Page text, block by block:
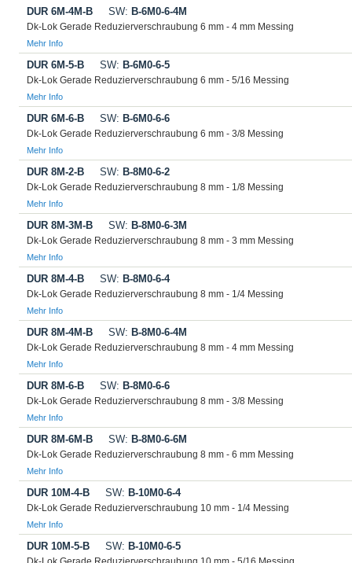
DUR 6M-4M-B SW: B-6M0-6-4M
Dk-Lok Gerade Reduzierverschraubung 6 mm - 4 mm Messing
Mehr Info
DUR 6M-5-B SW: B-6M0-6-5
Dk-Lok Gerade Reduzierverschraubung 6 mm - 5/16 Messing
Mehr Info
DUR 6M-6-B SW: B-6M0-6-6
Dk-Lok Gerade Reduzierverschraubung 6 mm - 3/8 Messing
Mehr Info
DUR 8M-2-B SW: B-8M0-6-2
Dk-Lok Gerade Reduzierverschraubung 8 mm - 1/8 Messing
Mehr Info
DUR 8M-3M-B SW: B-8M0-6-3M
Dk-Lok Gerade Reduzierverschraubung 8 mm - 3 mm Messing
Mehr Info
DUR 8M-4-B SW: B-8M0-6-4
Dk-Lok Gerade Reduzierverschraubung 8 mm - 1/4 Messing
Mehr Info
DUR 8M-4M-B SW: B-8M0-6-4M
Dk-Lok Gerade Reduzierverschraubung 8 mm - 4 mm Messing
Mehr Info
DUR 8M-6-B SW: B-8M0-6-6
Dk-Lok Gerade Reduzierverschraubung 8 mm - 3/8 Messing
Mehr Info
DUR 8M-6M-B SW: B-8M0-6-6M
Dk-Lok Gerade Reduzierverschraubung 8 mm - 6 mm Messing
Mehr Info
DUR 10M-4-B SW: B-10M0-6-4
Dk-Lok Gerade Reduzierverschraubung 10 mm - 1/4 Messing
Mehr Info
DUR 10M-5-B SW: B-10M0-6-5